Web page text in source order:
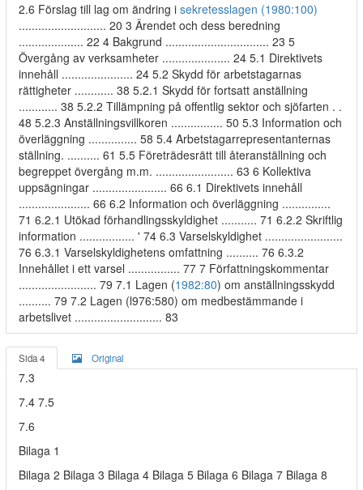
2.6 Förslag till lag om ändring i sekretesslagen (1980:100)
........................... 20 3 Ärendet och dess beredning
.................... 22 4 Bakgrund ................................ 23 5
Övergång av verksamheter ..................... 24 5.1 Direktivets
innehåll ...................... 24 5.2 Skydd för arbetstagarnas
rättigheter ............ 38 5.2.1 Skydd för fortsatt anställning
............ 38 5.2.2 Tillämpning på offentlig sektor och sjöfarten . .
48 5.2.3 Anställningsvillkoren ................ 50 5.3 Information och
överläggning ............... 58 5.4 Arbetstagarrepresentanternas
ställning. .......... 61 5.5 Företrädesrätt till återanställning och
begreppet övergång m.m. ........................ 63 6 Kollektiva
uppsägningar ....................... 66 6.1 Direktivets innehåll
...................... 66 6.2 Information och överläggning ...............
71 6.2.1 Utökad förhandlingsskyldighet ........... 71 6.2.2 Skriftlig
information ................. ' 74 6.3 Varselskyldighet ........................
76 6.3.1 Varselskyldighetens omfattning .......... 76 6.3.2
Innehållet i ett varsel ................ 77 7 Författningskommentar
........................ 79 7.1 Lagen (1982:80) om anställningsskydd
.......... 79 7.2 Lagen (l976:580) om medbestämmande i
arbetslivet ........................... 83
Sida 4 Original
7.3
7.4 7.5
7.6
Bilaga 1
Bilaga 2 Bilaga 3 Bilaga 4 Bilaga 5 Bilaga 6 Bilaga 7 Bilaga 8